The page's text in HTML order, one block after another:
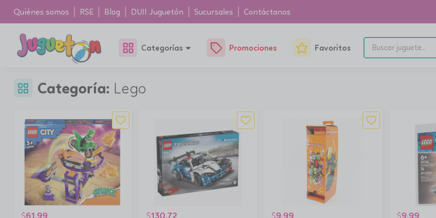
Quiénes somos RSE Blog DUII Juguetón Sucursales Contáctanos
Categorías Promociones Favoritos
Categoría: Lego
$61.99 $130.72 $9.99 $9.99